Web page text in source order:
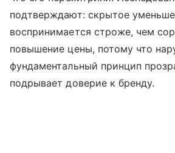
подтверждают: скрытое
воспринимается строже, чем
повышение цены, потому что
фундаментальный принцип
подрывает доверие к бренду.